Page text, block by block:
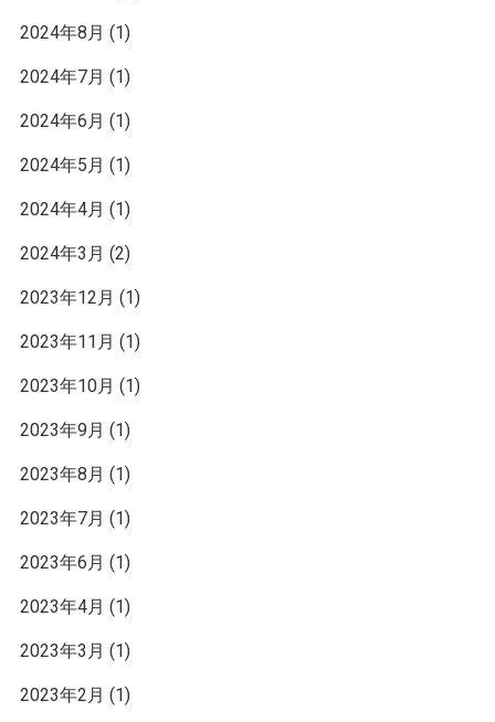
2024年8月 (1)
2024年7月 (1)
2024年6月 (1)
2024年5月 (1)
2024年4月 (1)
2024年3月 (2)
2023年12月 (1)
2023年11月 (1)
2023年10月 (1)
2023年9月 (1)
2023年8月 (1)
2023年7月 (1)
2023年6月 (1)
2023年4月 (1)
2023年3月 (1)
2023年2月 (1)